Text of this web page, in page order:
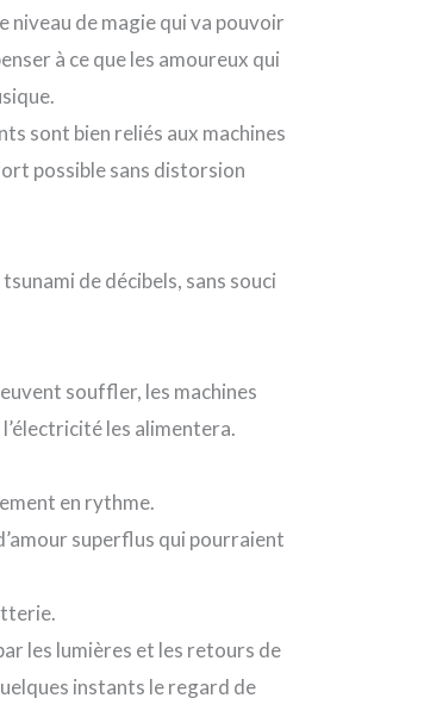
niveau de magie qui va pouvoir
à ce que les amoureux qui
sont bien reliés aux machines
possible sans distorsion
de décibels, sans souci
souffler, les machines
les alimentera.
en rythme.
superflus qui pourraient
les lumières et les retours de
instants le regard de